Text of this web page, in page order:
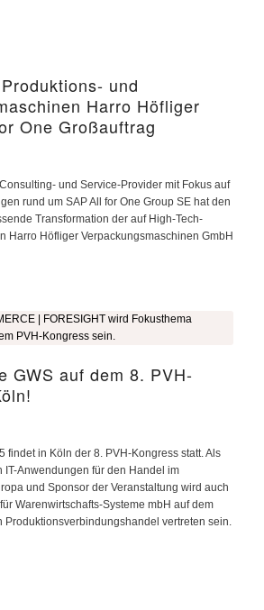
und
Harro Höfliger
One Großauftrag
und Service-Provider mit Fokus auf
rund um SAP All for One Group SE hat den
Transformation der auf High-Tech-
Harro Höfliger Verpackungsmaschinen GmbH
GWS auf dem 8. PVH-
findet in Köln der 8. PVH-Kongress statt. Als
IT-Anwendungen für den Handel im
und Sponsor der Veranstaltung wird auch
Warenwirtschafts-Systeme mbH auf dem
Produktionsverbindungshandel vertreten sein.